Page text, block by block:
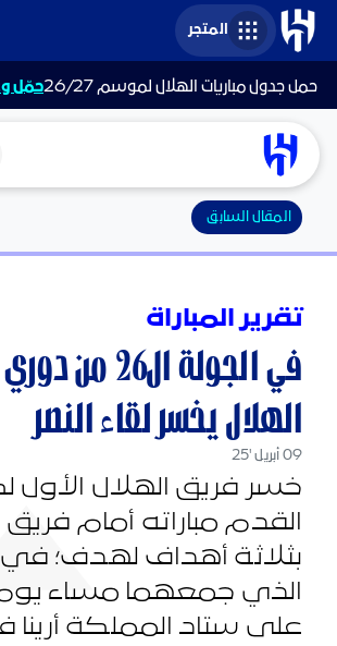
المتجر
حمل جدول مباريات الهلال لموسم 26/27 حمّل
المقال السابق
تقرير المباراة
في الجولة
الهلال يخسر لقاء النصر
09 أبريل '25
خسر فريق الهلال الأول
القدم مباراته أمام فريق
بثلاثة أهداف لهدف؛ في
الذي جمعهما مساء
على ستاد المملكة